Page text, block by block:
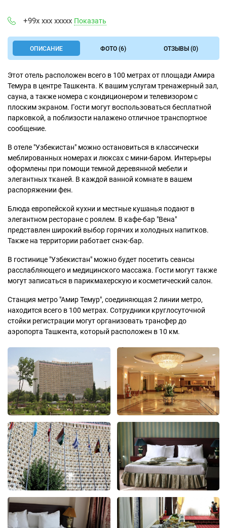
+99x xxx xxxxx Показать
ОПИСАНИЕ ФОТО (6) ОТЗЫВЫ (0)
Этот отель расположен всего в 100 метрах от площади Амира
Темура в центре Ташкента. К вашим услугам тренажерный зал,
сауна, а также номера с кондиционером и телевизором с
плоским экраном. Гости могут воспользоваться бесплатной
парковкой, а поблизости налажено отличное транспортное
сообщение.
В отеле "Узбекистан" можно остановиться в классически
меблированных номерах и люксах с мини-баром. Интерьеры
оформлены при помощи темной деревянной мебели и
элегантных тканей. В каждой ванной комнате в вашем
распоряжении фен.
Блюда европейской кухни и местные кушанья подают в
элегантном ресторане с роялем. В кафе-бар "Вена"
представлен широкий выбор горячих и холодных напитков.
Также на территории работает снэк-бар.
В гостинице "Узбекистан" можно будет посетить сеансы
расслабляющего и медицинского массажа. Гости могут также
могут записаться в парикмахерскую и косметический салон.
Станция метро "Амир Темур", соединяющая 2 линии метро,
находится всего в 100 метрах. Сотрудники круглосуточной
стойки регистрации могут организовать трансфер до
аэропорта Ташкента, который расположен в 10 км.